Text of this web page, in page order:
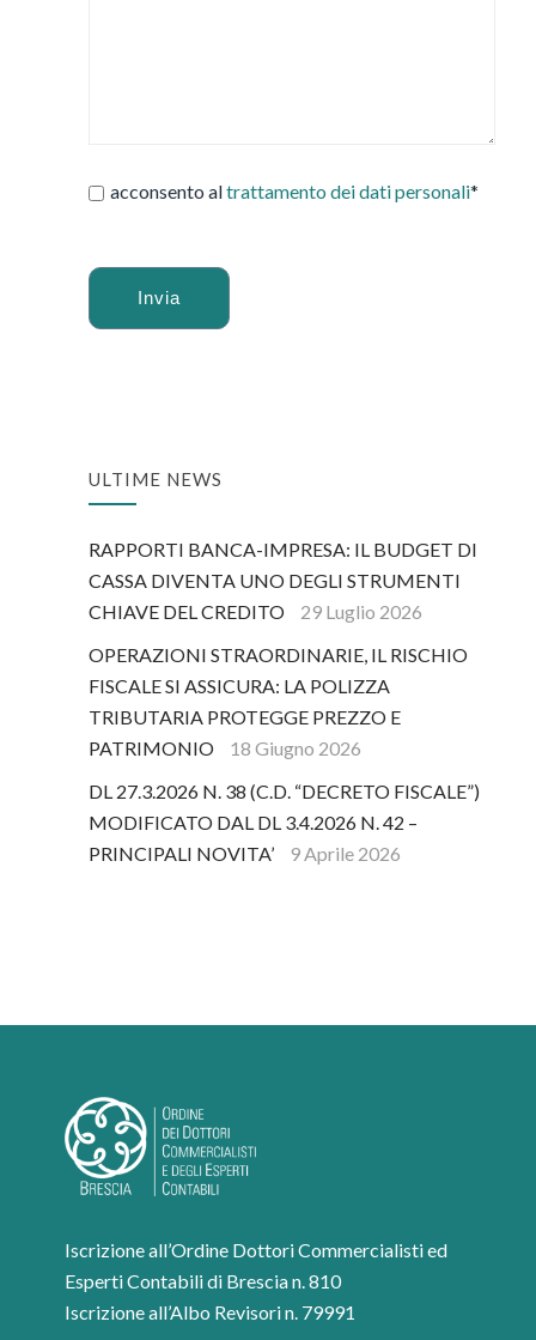
acconsento altrattamento dei dati personali*
ULTIME NEWS
RAPPORTI BANCA-IMPRESA: IL BUDGET DI
CASSA DIVENTA UNO DEGLI STRUMENTI
CHIAVE DEL CREDITO
29 Luglio 2026
OPERAZIONI STRAORDINARIE, IL RISCHIO
FISCALE SI ASSICURA: LA POLIZZA
TRIBUTARIA PROTEGGE PREZZO E
PATRIMONIO
18 Giugno 2026
DL 27.3.2026 N. 38 (C.D. “DECRETO FISCALE”)
MODIFICATO DAL DL 3.4.2026 N. 42 –
PRINCIPALI NOVITA’
9 Aprile 2026
Iscrizione all’Ordine Dottori Commercialisti ed
Esperti Contabili di Brescia n. 810
Iscrizione all’Albo Revisori n. 79991